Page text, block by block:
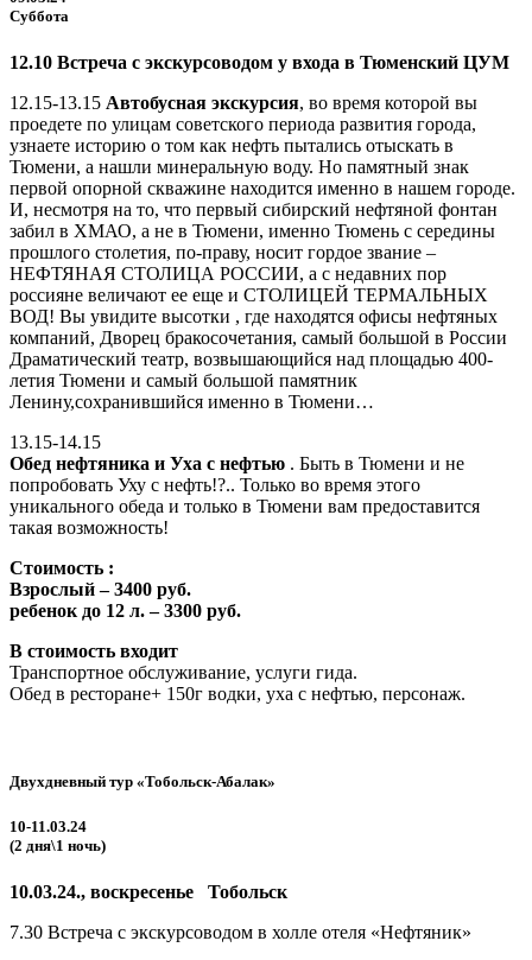
Суббота
12.10 Встреча с экскурсоводом у входа в Тюменский ЦУМ
12.15-13.15 Автобусная экскурсия, во время которой вы
проедете по улицам советского периода развития города,
узнаете историю о том как нефть пытались отыскать в
Тюмени, а нашли минеральную воду. Но памятный знак
первой опорной скважине находится именно в нашем городе.
И, несмотря на то, что первый сибирский нефтяной фонтан
забил в ХМАО, а не в Тюмени, именно Тюмень с середины
прошлого столетия, по-праву, носит гордое звание –
НЕФТЯНАЯ СТОЛИЦА РОССИИ, а с недавних пор
россияне величают ее еще и СТОЛИЦЕЙ ТЕРМАЛЬНЫХ
ВОД! Вы увидите высотки , где находятся офисы нефтяных
компаний, Дворец бракосочетания, самый большой в России
Драматический театр, возвышающийся над площадью 400-
летия Тюмени и самый большой памятник
Ленину,сохранившийся именно в Тюмени…
13.15-14.15
Обед нефтяника и Уха с нефтью . Быть в Тюмени и не
попробовать Уху с нефть!?.. Только во время этого
уникального обеда и только в Тюмени вам предоставится
такая возможность!
Стоимость :
Взрослый – 3400 руб.
ребенок до 12 л. – 3300 руб.
В стоимость входит
Транспортное обслуживание, услуги гида.
Обед в ресторане+ 150г водки, уха с нефтью, персонаж.
Двухдневный тур «Тобольск-Абалак»
10-11.03.24
(2 дня\1 ночь)
10.03.24., воскресенье Тобольск
7.30 Встреча с экскурсоводом в холле отеля «Нефтяник»